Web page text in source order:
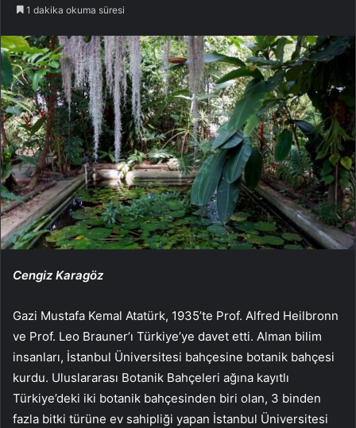
1 dakika okuma süresi
Cengiz Karagöz
Gazi Mustafa Kemal Atatürk, 1935’te Prof. Alfred Heilbronn
ve Prof. Leo Brauner’ı Türkiye’ye davet etti. Alman bilim
insanları, İstanbul Üniversitesi bahçesine botanik bahçesi
kurdu. Uluslararası Botanik Bahçeleri ağına kayıtlı
Türkiye’deki iki botanik bahçesinden biri olan, 3 binden
fazla bitki türüne ev sahipliği yapan İstanbul Üniversitesi